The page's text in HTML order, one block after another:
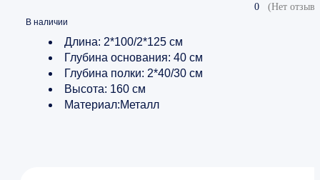
0 (Нет
В наличии
Длина: 2*100/2*125 см
Глубина основания: 40 см
Глубина полки: 2*40/30 см
Высота: 160 см
Материал:Металл